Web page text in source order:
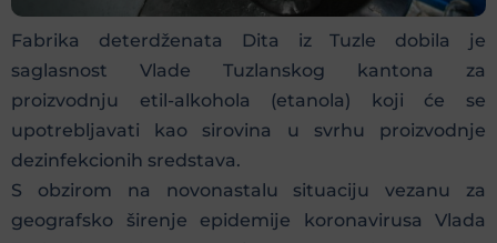
Fabrika deterdženata Dita iz Tuzle dobila je
saglasnost Vlade Tuzlanskog kantona za
proizvodnju etil-alkohola (etanola) koji će se
upotrebljavati kao sirovina u svrhu proizvodnje
dezinfekcionih sredstava.
S obzirom na novonastalu situaciju vezanu za
geografsko širenje epidemije koronavirusa Vlada